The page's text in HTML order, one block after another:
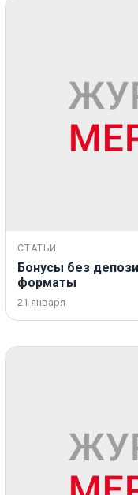
СТАТЬИ
Бонусы без
форматы
21 января